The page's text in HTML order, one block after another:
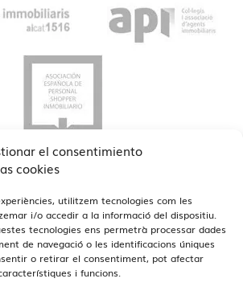
el consentimiento
cookies
utilitzem tecnologies com les
i/o accedir a la informació del dispositiu.
tecnologies ens permetrà processar dades
de navegació o les identificacions úniques
o retirar el consentiment, pot afectar
i funcions.
y Reus Veure Oficines